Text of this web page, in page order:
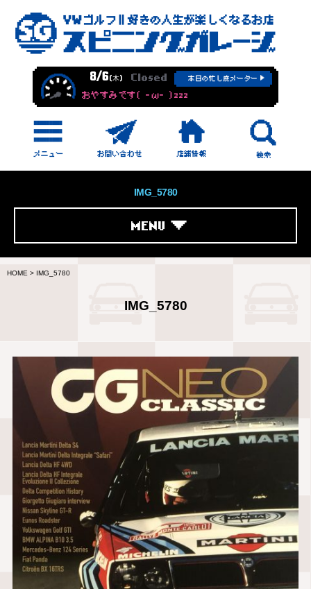
8/6(木) Closed 本日の忙し度メーター
おやすみです( -ω- )zzz
IMG_5780
MENU
HOME > IMG_5780
IMG_5780